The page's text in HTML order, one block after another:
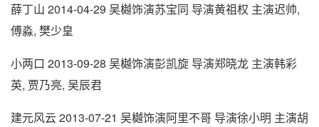
薛丁山 2014-04-29 吴樾饰演苏宝同 导演黄祖权 主演迟帅,
傅淼, 樊少皇
小两口 2013-09-28 吴樾饰演彭凯旋 导演郑晓龙 主演韩彩
英, 贾乃亮, 吴辰君
建元风云 2013-07-21 吴樾饰演阿里不哥 导演徐小明 主演胡